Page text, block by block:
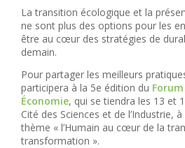
La transition écologique et la
ne sont plus des options pour les
être au cœur des stratégies de
demain.
Pour partager les meilleurs
participera à la 5e édition du
Économie, qui se tiendra les 13 et
Cité des Sciences et de l’Industrie,
thème « l’Humain au cœur de la
transformation ».